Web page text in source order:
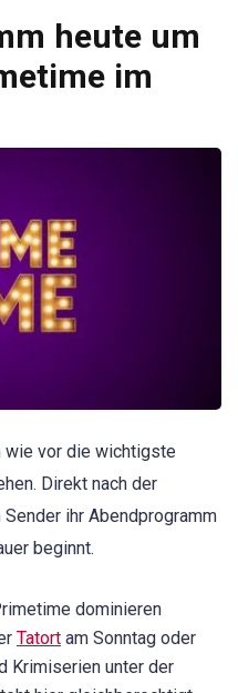
heute um
im
wie vor die wichtigste
Direkt nach der
ihr Abendprogramm
beginnt.
dominieren
Tatort am Sonntag oder
Krimiserien unter der